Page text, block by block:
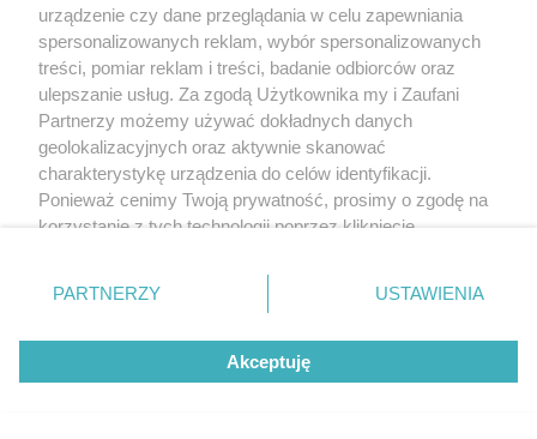
PRZERAŻAJĄCE!
Porzucony pies wył przez kilka dni z
rozpaczy. Strażacy po drabinie weszli przez
okno
NAJNOWSZE NEWSY:
urządzenie czy dane przeglądania w celu zapewniania
spersonalizowanych reklam, wybór spersonalizowanych
treści, pomiar reklam i treści, badanie odbiorców oraz
ulepszanie usług. Za zgodą Użytkownika my i Zaufani
Partnerzy możemy używać dokładnych danych
geolokalizacyjnych oraz aktywnie skanować
charakterystykę urządzenia do celów identyfikacji.
Ponieważ cenimy Twoją prywatność, prosimy o zgodę na
korzystanie z tych technologii poprzez kliknięcie
zmienić/wycofać klikając przycisk ustawień prywatności
znajdujący się w lewym dolnym rogu strony
rodzaje przetwarzania danych nie wymagają zgody
użytkownika, ale masz prawo sprzeciwić się takiemu
przetwarzaniu. Preferencje będą miały zastosowanie tylko
PARTNERZY USTAWIENIA
Akceptuję